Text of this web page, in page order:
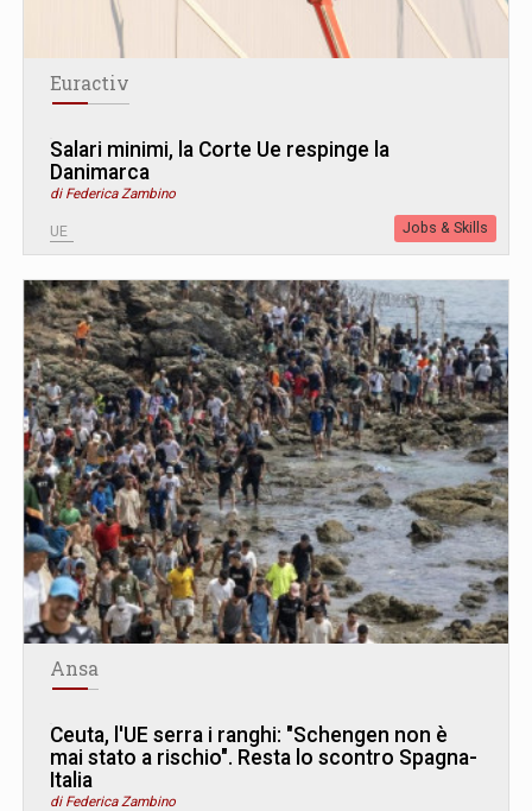
Euractiv
Salari minimi, la Corte Ue respinge la
Danimarca
di Federica Zambino
UE Jobs & Skills
Ansa
Ceuta, l'UE serra i ranghi: "Schengen non è
mai stato a rischio". Resta lo scontro Spagna-
Italia
di Federica Zambino